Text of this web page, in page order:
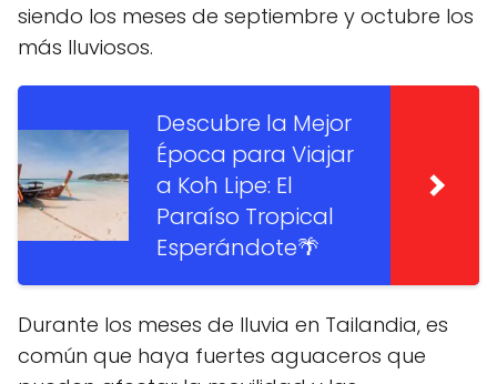
siendo los meses de septiembre y octubre los
más lluviosos.
Descubre la Mejor
Época para Viajar
a Koh Lipe: El
Paraíso Tropical
Esperándote🌴
Durante los meses de lluvia en Tailandia, es
común que haya fuertes aguaceros que